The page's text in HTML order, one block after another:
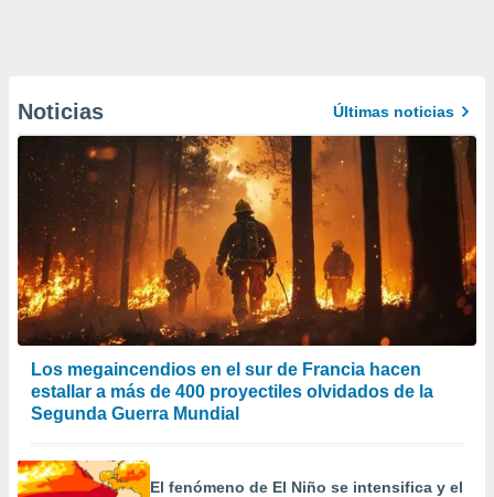
Noticias Últimas noticias
Los megaincendios en el sur de Francia hacen
estallar a más de 400 proyectiles olvidados de la
Segunda Guerra Mundial
El fenómeno de El Niño se intensifica y el